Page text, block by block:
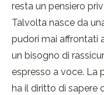
resta un pensiero
Talvolta nasce da
pudori mai affrontati
un bisogno di
espresso a voce. La
ha il diritto di sapere